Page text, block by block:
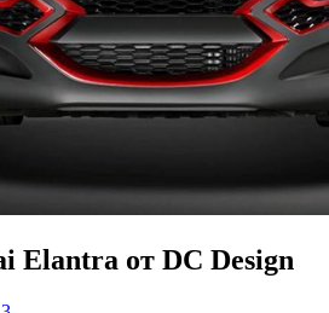
Elantra от DC Design